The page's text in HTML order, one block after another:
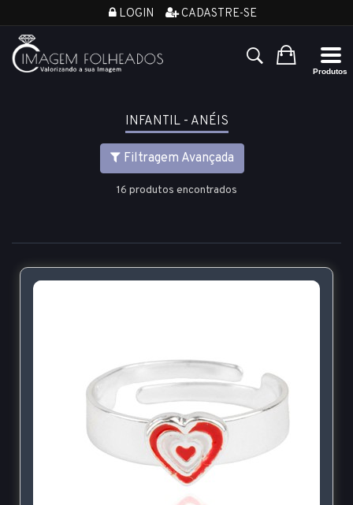
LOGIN CADASTRE-SE
INFANTIL - ANÉIS
Filtragem Avançada
16 produtos encontrados